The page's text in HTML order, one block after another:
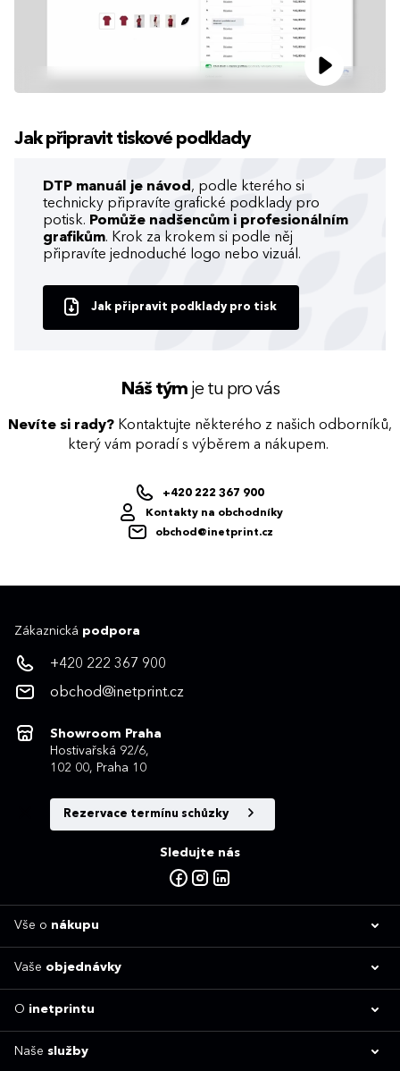
Jak připravit tiskové podklady
DTP manuál je návod , podle kterého si
technicky připravíte grafické podklady pro
potisk. Pomůže nadšencům i profesionálním
grafikům. Krok za krokem si podle něj
připravíte jednoduché logo nebo vizuál.
Jak připravit podklady pro tisk
Náš týmje tu pro vás
Nevíte si rady? Kontaktujte některého z našich odborníků,
který vám poradí s výběrem a nákupem.
+420 222 367 900
Kontakty na obchodníky
obchod@inetprint.cz
Zákaznická podpora
+420 222 367 900
obchod@inetprint.cz
Showroom Praha
Hostivařská 92/6,
102 00, Praha 10
Rezervace termínu schůzky
Sledujte nás
Vše o nákupu
Vaše objednávky
O inetprintu
Naše služby